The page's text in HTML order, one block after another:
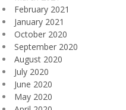
February 2021
January 2021
October 2020
September 2020
August 2020
July 2020
June 2020
May 2020